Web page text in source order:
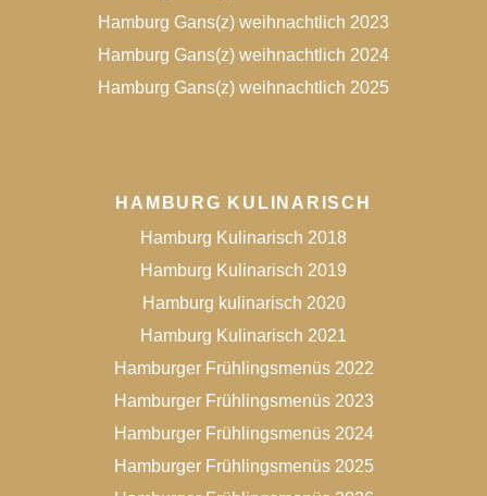
Hamburg Gans(z) weihnachtlich 2023
Hamburg Gans(z) weihnachtlich 2024
Hamburg Gans(z) weihnachtlich 2025
HAMBURG KULINARISCH
Hamburg Kulinarisch 2018
Hamburg Kulinarisch 2019
Hamburg kulinarisch 2020
Hamburg Kulinarisch 2021
Hamburger Frühlingsmenüs 2022
Hamburger Frühlingsmenüs 2023
Hamburger Frühlingsmenüs 2024
Hamburger Frühlingsmenüs 2025